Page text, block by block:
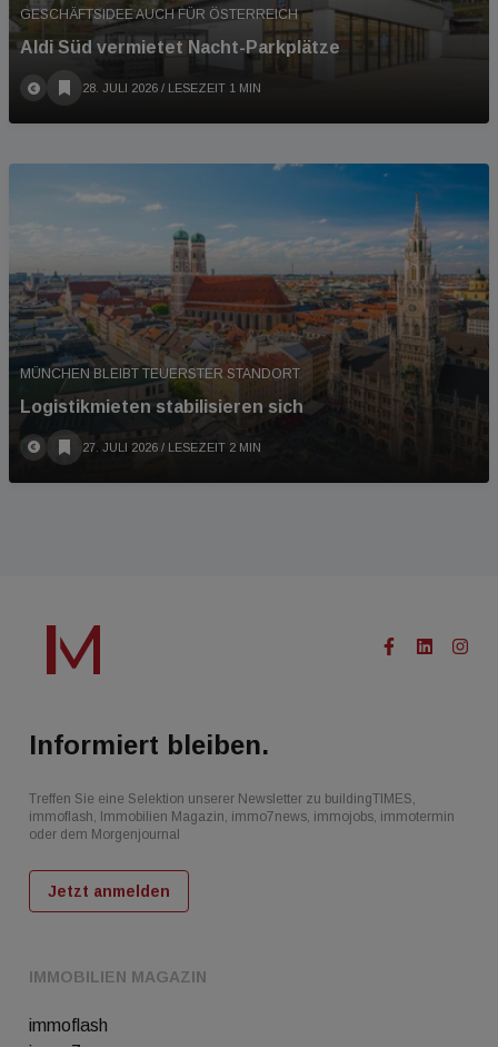
GESCHÄFTSIDEE AUCH FÜR ÖSTERREICH
Aldi Süd vermietet Nacht-Parkplätze
28. JULI 2026 / LESEZEIT 1 MIN
MÜNCHEN BLEIBT TEUERSTER STANDORT
Logistikmieten stabilisieren sich
27. JULI 2026 / LESEZEIT 2 MIN
IMMOBILIEN MAGAZIN
immoflash
Informiert bleiben.
Treffen Sie eine Selektion unserer Newsletter zu buildingTIMES,
immoflash, Immobilien Magazin, immo7news, immojobs, immotermin
oder dem Morgenjournal
Jetzt anmelden